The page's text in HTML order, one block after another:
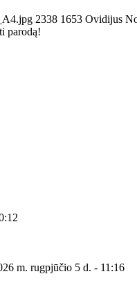
2338 1653 Ovidijus
parodą!
m. rugpjūčio 5 d. - 11:16